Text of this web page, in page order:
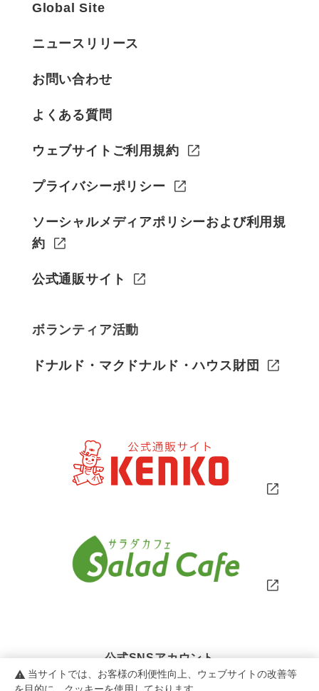
Global Site
ニュースリリース
お問い合わせ
よくある質問
ウェブサイトご利用規約
プライバシーポリシー
ソーシャルメディアポリシーおよび利用規
約
公式通販サイト
ボランティア活動
ドナルド・マクドナルド・ハウス財団
公式SNSアカウント
warning 当サイトでは、お客様の利便性向上、ウェブサイトの改善等